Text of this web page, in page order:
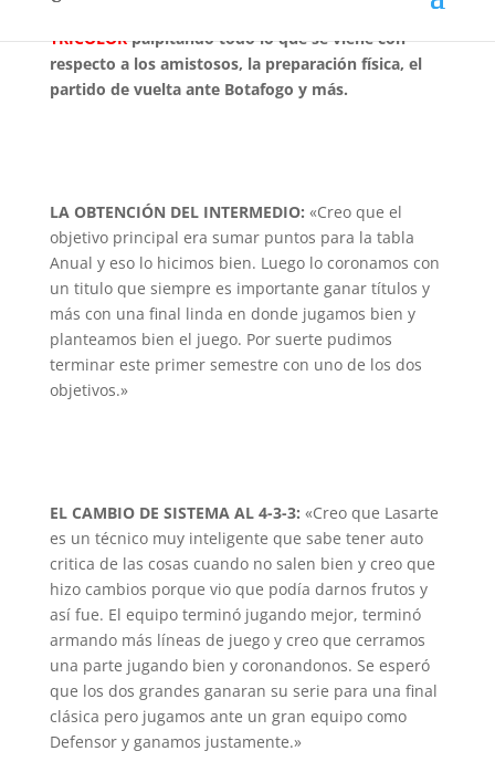
PASIÓN
TRICOLORpalpitando todo lo que se viene con
respecto a los amistosos, la preparación física, el
partido de vuelta ante Botafogo y más.
LA OBTENCIÓN DEL INTERMEDIO: «Creo que el
objetivo principal era sumar puntos para la tabla
Anual y eso lo hicimos bien. Luego lo coronamos con
un titulo que siempre es importante ganar títulos y
más con una final linda en donde jugamos bien y
planteamos bien el juego. Por suerte pudimos
terminar este primer semestre con uno de los dos
objetivos.»
EL CAMBIO DE SISTEMA AL 4-3-3: «Creo que Lasarte
es un técnico muy inteligente que sabe tener auto
critica de las cosas cuando no salen bien y creo que
hizo cambios porque vio que podía darnos frutos y
así fue. El equipo terminó jugando mejor, terminó
armando más líneas de juego y creo que cerramos
una parte jugando bien y coronandonos. Se esperó
que los dos grandes ganaran su serie para una final
clásica pero jugamos ante un gran equipo como
Defensor y ganamos justamente.»